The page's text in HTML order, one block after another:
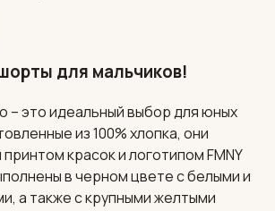
для мальчиков!
– это идеальный выбор для юных
из 100% хлопка, они
красок и логотипом FMNY
в черном цвете с белыми и
а также с крупными желтыми